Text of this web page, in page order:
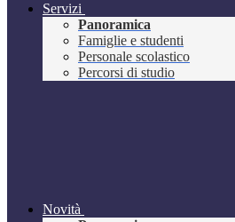
Servizi
Panoramica
Famiglie e studenti
Personale scolastico
Percorsi di studio
Novità